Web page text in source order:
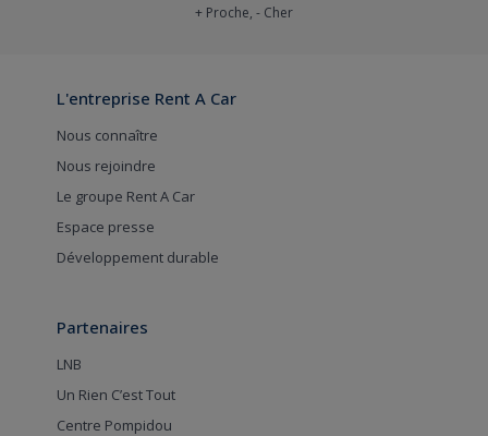
+ Proche, - Cher
L'entreprise Rent A Car
Nous connaître
Nous rejoindre
Le groupe Rent A Car
Espace presse
Développement durable
Partenaires
LNB
Un Rien C’est Tout
Centre Pompidou